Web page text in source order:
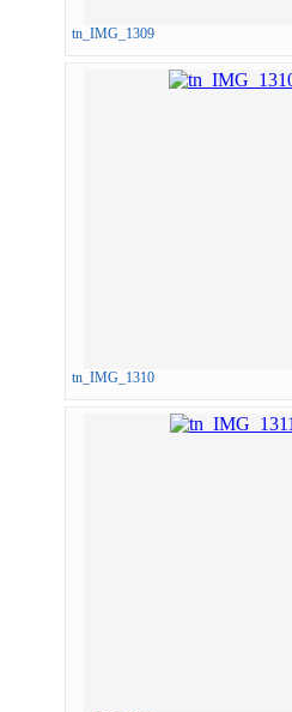
tn_IMG_1309
tn_IMG_1310